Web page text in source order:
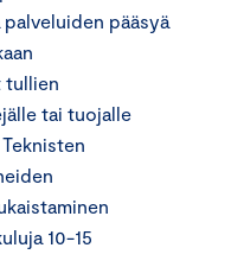
pääsyä
tullien
tai tuojalle
10-15